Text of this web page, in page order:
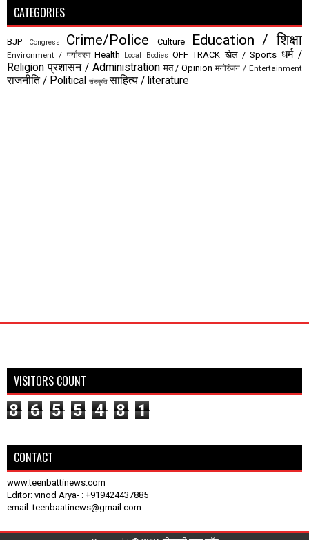
CATEGORIES
BJP Congress Crime/Police Culture Education / शिक्षा
Environment / पर्यावरण Health Local Bodies OFF TRACK खेल / Sports धर्म /
Religion प्रशासन / Administration मत / Opinion मनोरंजन / Entertainment
राजनीति / Political संस्कृति साहित्य / literature
VISITORS COUNT
8 6 5 5 4 8 1
CONTACT
www.teenbattinews.com
Editor: vinod Arya- : +919424437885
email: teenbaatinews@gmail.com